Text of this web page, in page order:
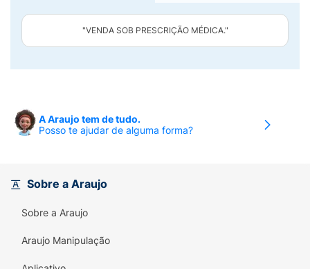
"VENDA SOB PRESCRIÇÃO MÉDICA."
A Araujo tem de tudo.
Posso te ajudar de alguma forma?
Sobre a Araujo
Sobre a Araujo
Araujo Manipulação